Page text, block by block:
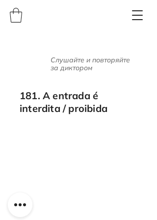
181. A entrada é
interdita / proibida
Слушайте и повторяйте
за диктором